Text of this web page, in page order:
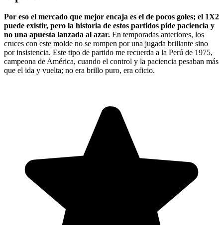
Por eso el mercado que mejor encaja es el de pocos goles; el 1X2
puede existir, pero la historia de estos partidos pide paciencia y
no una apuesta lanzada al azar. En temporadas anteriores, los
cruces con este molde no se rompen por una jugada brillante sino
por insistencia. Este tipo de partido me recuerda a la Perú de 1975,
campeona de América, cuando el control y la paciencia pesaban más
que el ida y vuelta; no era brillo puro, era oficio.